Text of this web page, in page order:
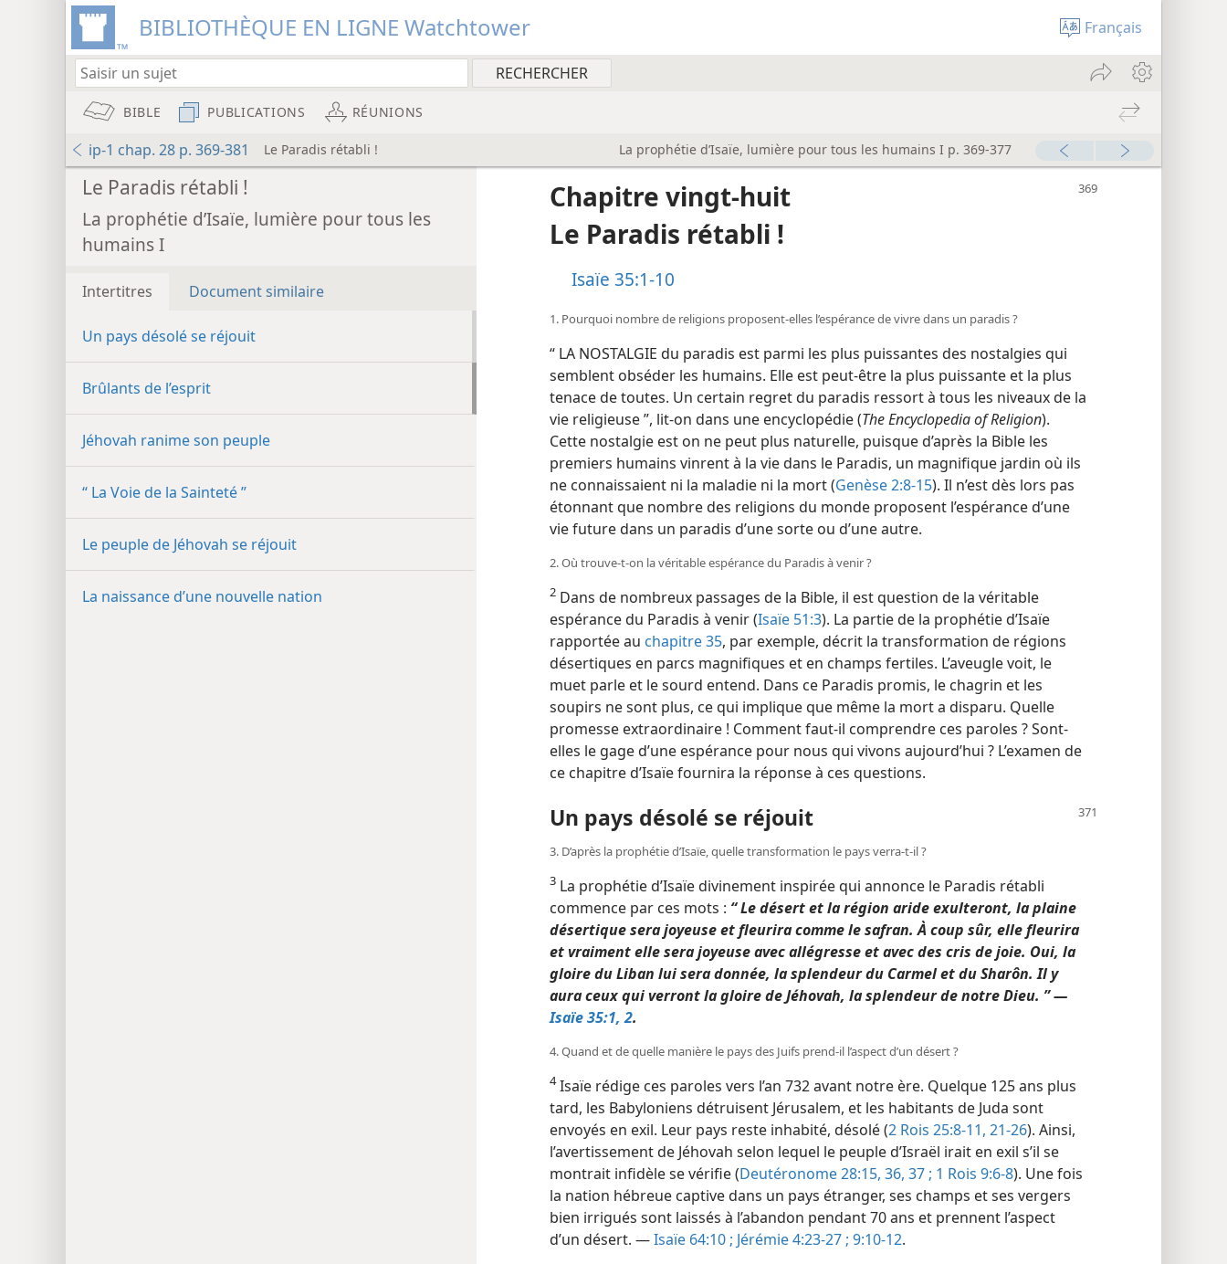
BIBLIOTHÈQUE EN LIGNE Watchtower Français
BIBLE PUBLICATIONS RÉUNIONS
ip-1 chap. 28 p. 369-381 Le Paradis rétabli ! La prophétie d’Isaïe, lumière pour tous les humains I p. 369-377
Le Paradis rétabli !
La prophétie d’Isaïe, lumière pour tous les
humains I
Intertitres Document similaire
Un pays désolé se réjouit
Brûlants de l’esprit
Jéhovah ranime son peuple
“ La Voie de la Sainteté ”
Le peuple de Jéhovah se réjouit
La naissance d’une nouvelle nation
Chapitre vingt-huit
Le Paradis rétabli !
Isaïe 35:1-10
1. Pourquoi nombre de religions proposent-​elles l’espérance de vivre dans un paradis ?
“ LA NOSTALGIE du paradis est parmi les plus puissantes des nostalgies qui
semblent obséder les humains. Elle est peut-être la plus puissante et la plus
tenace de toutes. Un certain regret du paradis ressort à tous les niveaux de la
vie religieuse ”, lit-​on dans une encyclopédie (The Encyclopedia of Religion).
Cette nostalgie est on ne peut plus naturelle, puisque d’après la Bible les
premiers humains vinrent à la vie dans le Paradis, un magnifique jardin où ils
ne connaissaient ni la maladie ni la mort (Genèse 2:8-15). Il n’est dès lors pas
étonnant que nombre des religions du monde proposent l’espérance d’une
vie future dans un paradis d’une sorte ou d’une autre.
2. Où trouve-​t-​on la véritable espérance du Paradis à venir ?
2 Dans de nombreux passages de la Bible, il est question de la véritable
espérance du Paradis à venir (Isaïe 51:3). La partie de la prophétie d’Isaïe
rapportée au chapitre 35, par exemple, décrit la transformation de régions
désertiques en parcs magnifiques et en champs fertiles. L’aveugle voit, le
muet parle et le sourd entend. Dans ce Paradis promis, le chagrin et les
soupirs ne sont plus, ce qui implique que même la mort a disparu. Quelle
promesse extraordinaire ! Comment faut-​il comprendre ces paroles ? Sont-​
elles le gage d’une espérance pour nous qui vivons aujourd’hui ? L’examen de
ce chapitre d’Isaïe fournira la réponse à ces questions.
Un pays désolé se réjouit
3. D’après la prophétie d’Isaïe, quelle transformation le pays verra-​t-​il ?
3 La prophétie d’Isaïe divinement inspirée qui annonce le Paradis rétabli
commence par ces mots : “ Le désert et la région aride exulteront, la plaine
désertique sera joyeuse et fleurira comme le safran. À coup sûr, elle fleurira
et vraiment elle sera joyeuse avec allégresse et avec des cris de joie. Oui, la
gloire du Liban lui sera donnée, la splendeur du Carmel et du Sharôn. Il y
aura ceux qui verront la gloire de Jéhovah, la splendeur de notre Dieu. ” —
Isaïe 35:1, 2.
4. Quand et de quelle manière le pays des Juifs prend-​il l’aspect d’un désert ?
4Isaïe rédige ces paroles vers l’an 732 avant notre ère. Quelque 125 ans plus
tard, les Babyloniens détruisent Jérusalem, et les habitants de Juda sont
envoyés en exil. Leur pays reste inhabité, désolé (2 Rois 25:8-11, 21-26). Ainsi,
l’avertissement de Jéhovah selon lequel le peuple d’Israël irait en exil s’il se
montrait infidèle se vérifie (Deutéronome 28:15, 36, 37 ; 1 Rois 9:6-8). Une fois
la nation hébreue captive dans un pays étranger, ses champs et ses vergers
bien irrigués sont laissés à l’abandon pendant 70 ans et prennent l’aspect
d’un désert. —Isaïe 64:10 ; Jérémie 4:23-27 ; 9:10-12.